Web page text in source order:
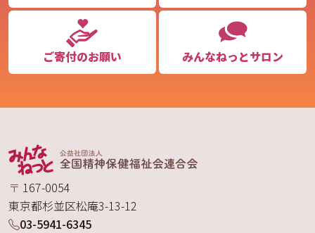
ご寄付のお願い みんなねっとサロン
〒 167-0054
東京都杉並区松庵3-13-12
03-5941-6345